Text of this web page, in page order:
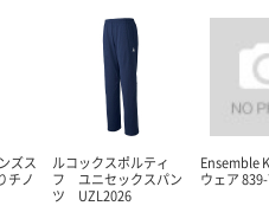
ズス
チノ
ルコックスポルティ
フ ユニセックスパン
ツ UZL2026
Ensemble
ウェア